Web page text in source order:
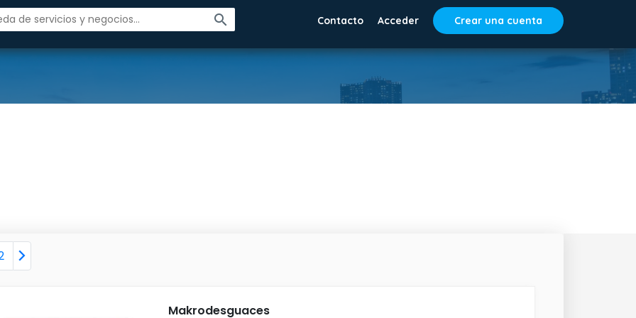
search Contacto Acceder Crear una cuenta
Makrodesguaces